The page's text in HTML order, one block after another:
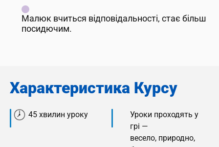
Малюк вчиться відповідальності, стає більш
посидючим.
Характеристика Курсу
45 хвилин уроку
Уроки проходять у
грі —
весело, природно,